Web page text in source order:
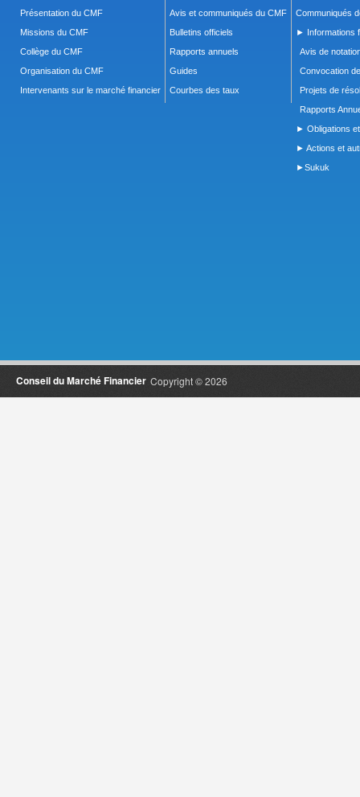
Présentation du CMF
Missions du CMF
Collège du CMF
Organisation du CMF
Intervenants sur le marché financier
Avis et communiqués du CMF
Bulletins officiels
Rapports annuels
Guides
Courbes des taux
Communiqués
► Informations
Avis de
Convocation
Projets de
Rapports
► Obligations
► Actions et
►Sukuk
Copyright © 2026
Conseil du Marché Financier